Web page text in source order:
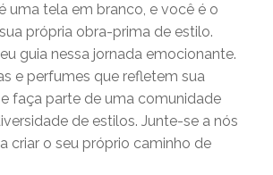
uma tela em branco, e você é o
própria obra-prima de estilo.
guia nessa jornada emocionante.
e perfumes que refletem sua
faça parte de uma comunidade
de estilos. Junte-se a nós
criar o seu próprio caminho de